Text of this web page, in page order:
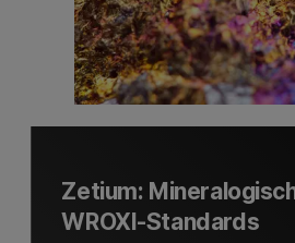
Zetium:
WROXI-Standards